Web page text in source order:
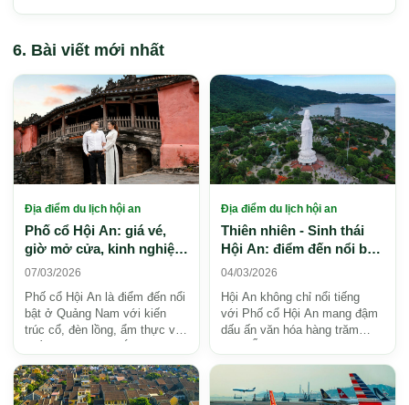
Bài viết mới nhất
Địa điểm du lịch hội an
Phố cổ Hội An: giá vé,
giờ mở cửa, kinh nghiệm
tham quan 2026
07/03/2026
Phố cổ Hội An là điểm đến nổi
bật ở Quảng Nam với kiến
trúc cổ, đèn lồng, ẩm thực và
vé, giờ mở ...
Địa điểm du lịch hội an
Thiên nhiên - Sinh thái
Hội An: điểm đến nổi bật
và kinh nghiệm khám phá
04/03/2026
Hội An không chỉ nổi tiếng
với Phố cổ Hội An mang đậm
dấu ấn văn hóa hàng trăm
rêu phong ấy là một t...